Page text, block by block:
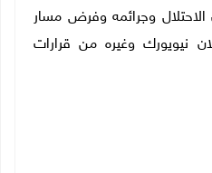
وجرائمه وفرض مسار
نيويورك وغيره من قرارات